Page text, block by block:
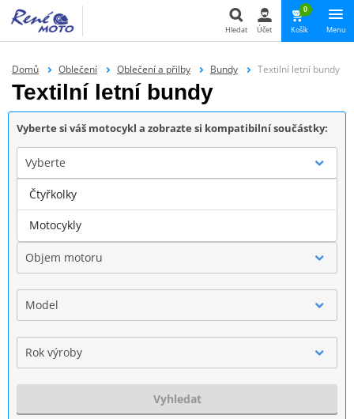
Hledat
Hledat Účet
0
Košík Menu
Domů Oblečení Oblečení a přilby Bundy Textilní letní bundy
Textilní letní bundy
Vyberte si váš motocykl a zobrazte si kompatibilní součástky:
Vyberte
Značka
Objem motoru
Model
Rok výroby
Vyhledat
Čtyřkolky
Motocykly